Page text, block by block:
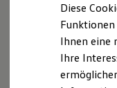
E-
Für
Für
Profi
Mit Auf- undDiese
Funktionen
Ihnen eine
Ihre